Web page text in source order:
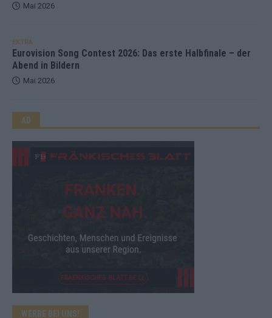
Mai 2026
EXTRA
Eurovision Song Contest 2026: Das erste Halbfinale – der
Abend in Bildern
Mai 2026
AD
WERBE BEI UNS!